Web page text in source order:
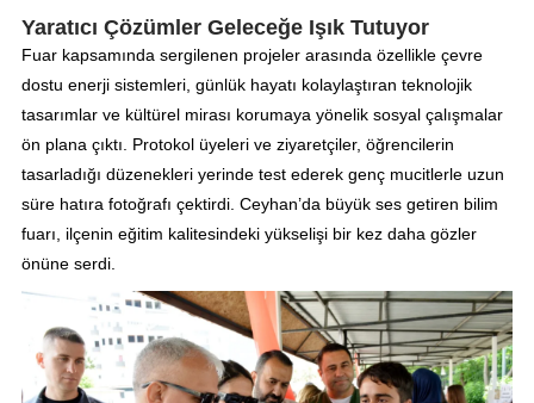
Yaratıcı Çözümler Geleceğe Işık Tutuyor
Fuar kapsamında sergilenen projeler arasında özellikle çevre
dostu enerji sistemleri, günlük hayatı kolaylaştıran teknolojik
tasarımlar ve kültürel mirası korumaya yönelik sosyal çalışmalar
ön plana çıktı. Protokol üyeleri ve ziyaretçiler, öğrencilerin
tasarladığı düzenekleri yerinde test ederek genç mucitlerle uzun
süre hatıra fotoğrafı çektirdi. Ceyhan’da büyük ses getiren bilim
fuarı, ilçenin eğitim kalitesindeki yükselişi bir kez daha gözler
önüne serdi.